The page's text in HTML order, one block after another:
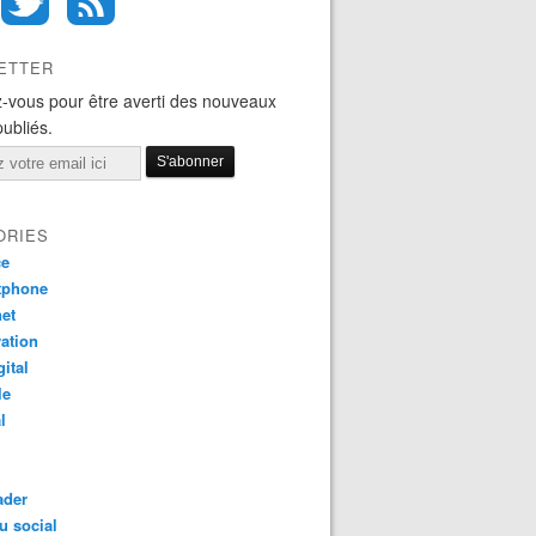
vous pour être averti des nouveaux
social